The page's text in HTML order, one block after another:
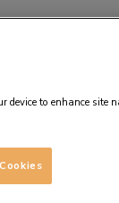
device to enhance site